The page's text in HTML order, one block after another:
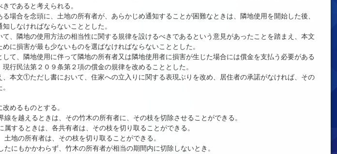
であると考えられる。
場合を念頭に、土地の所有者が、あらかじめ通知することが困難なときは、隣地使用を開始した後、
しなければならないこととした。
、隣地の使用方法の相当性に関する規律を設けるべきであるという意見があったことを踏まえ、本文
に損害が最も少ないものを選ばなければならないこととした。
て、隣地使用に伴って隣地の所有者又は隣地使用者に損害が生じた場合には償金を支払う必要がある
行民法第２０９条第２項の償金の規律を改めることとした。
本文①ただし書において、住家への立入りに関する表現ぶりを改め、居住者の承諾がなければ、その
めるものとする。
を越えるときは、その竹木の所有者に、その枝を切除させることができる。
するときは、各共有者は、その枝を切り取ることができる。
地の所有者は、その枝を切り取ることができる。
にもかかわらず、竹木の所有者が相当の期間内に切除しないとき。